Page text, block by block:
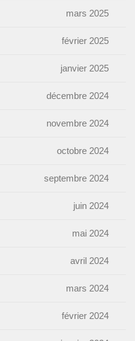
mars 2025
février 2025
janvier 2025
décembre 2024
novembre 2024
octobre 2024
septembre 2024
juin 2024
mai 2024
avril 2024
mars 2024
février 2024